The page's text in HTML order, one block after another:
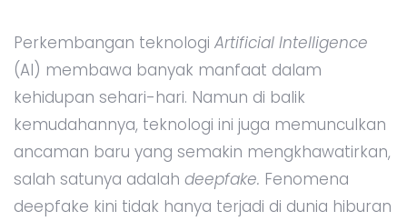
Perkembangan teknologi Artificial Intelligence
(AI) membawa banyak manfaat dalam
kehidupan sehari-hari. Namun di balik
kemudahannya, teknologi ini juga memunculkan
ancaman baru yang semakin mengkhawatirkan,
salah satunya adalah deepfake. Fenomena
deepfake kini tidak hanya terjadi di dunia hiburan